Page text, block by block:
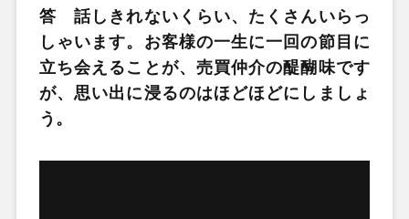
答 話しきれないくらい、たくさんいらっ
しゃいます。お客様の一生に一回の節目に
立ち会えることが、売買仲介の醍醐味です
が、思い出に浸るのはほどほどにしましょ
う。